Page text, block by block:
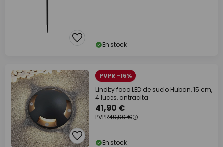
En stock
PVPR -16%
Lindby foco LED de suelo Huban, 15 cm,
4 luces, antracita
41,90 €
PVPR49,90 €
En stock